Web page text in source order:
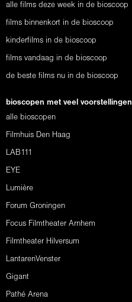
alle films deze week in de bioscoop
films binnenkort in de bioscoop
kinderfilms in de bioscoop
films vandaag in de bioscoop
de beste films nu in de bioscoop
bioscopen met veel voorstellingen
alle bioscopen
Filmhuis Den Haag
LAB111
EYE
Lumière
Forum Groningen
Focus Filmtheater Arnhem
Filmtheater Hilversum
LantarenVenster
Gigant
Pathé Arena